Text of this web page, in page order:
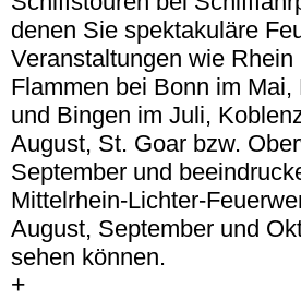
denen Sie spektakuläre
Veranstaltungen wie Rhein
Flammen bei Bonn im Mai,
und Bingen im Juli,
August, St. Goar bzw.
September und
Mittelrhein-Lichter-
August, September und
sehen können.
+